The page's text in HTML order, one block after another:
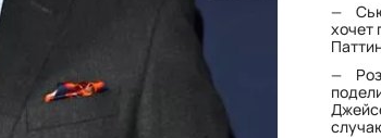
хочет